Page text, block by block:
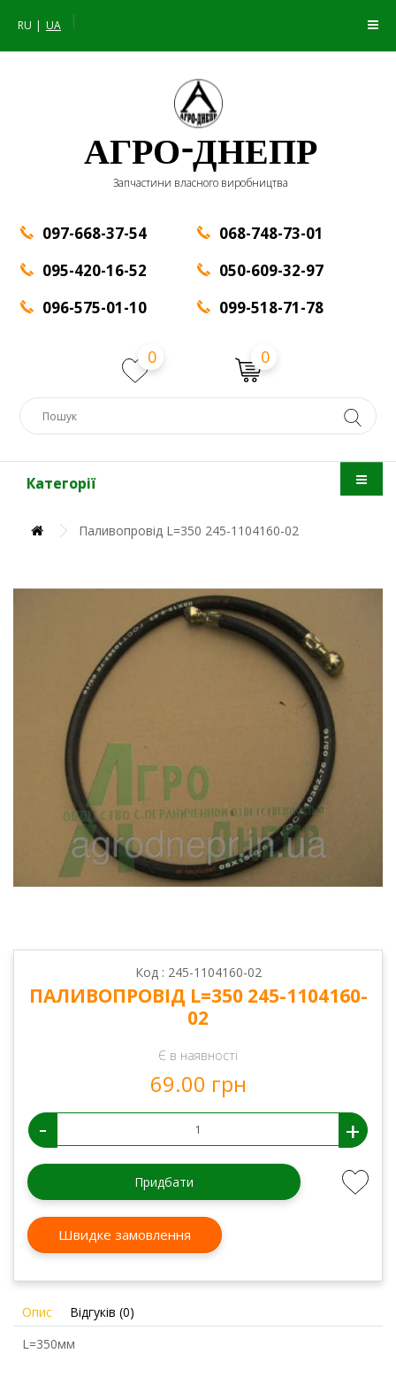
RU UA |
АГРО-ДНЕПР
Запчастини власного виробництва
097-668-37-54
095-420-16-52
096-575-01-10
068-748-73-01
050-609-32-97
099-518-71-78
0 0
Категорії
Паливопровід L=350 245-1104160-02
Код : 245-1104160-02
ПАЛИВОПРОВІД L=350 245-1104160-
02
Є в наявності
69.00 грн
- +
Придбати
Швидке замовлення
Опис
Відгуків (0)
L=350мм